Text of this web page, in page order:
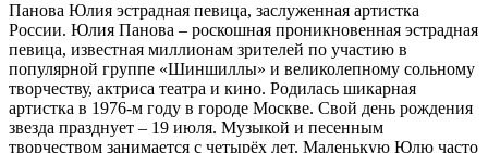
Панова Юлия эстрадная певица, заслуженная артистка
России. Юлия Панова – роскошная проникновенная эстрадная
певица, известная миллионам зрителей по участию в
популярной группе «Шиншиллы» и великолепному сольному
творчеству, актриса театра и кино. Родилась шикарная
артистка в 1976-м году в городе Москве. Свой день рождения
звезда празднует – 19 июля. Музыкой и песенным
творчеством занимается с четырёх лет. Маленькую Юлю часто